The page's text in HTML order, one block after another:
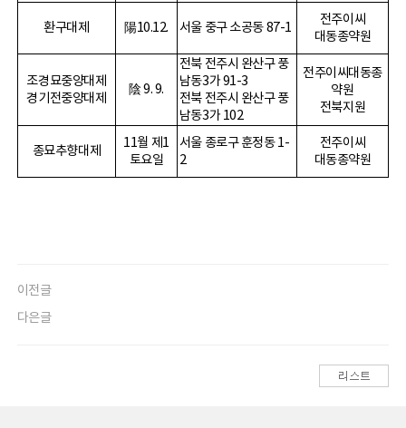
환구대제 陽10.12. 서울 중구 소공동87-1
전주이씨
대동종약원
조경묘중양대제
경기전중양대제
陰9. 9.
전북 전주시 완산구 풍
남동3가91-3
전북 전주시 완산구 풍
남동3가102
전주이씨대동종
약원
전북지원
종묘추향대제 11월 제 1
토요일
서울 종로구 훈정동1-
2
전주이씨
대동종약원
이전글
다은글